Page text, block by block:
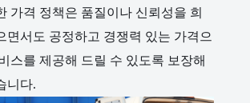
가격 정책은 품질이나 신뢰성을 희
면서도 공정하고 경쟁력 있는 가격으
스를 제공해 드릴 수 있도록 보장해
니다.